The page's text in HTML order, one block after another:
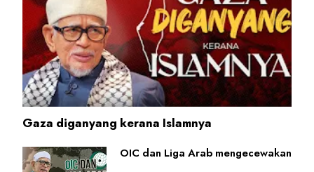
Gaza diganyang kerana Islamnya
OIC dan Liga Arab mengecewakan